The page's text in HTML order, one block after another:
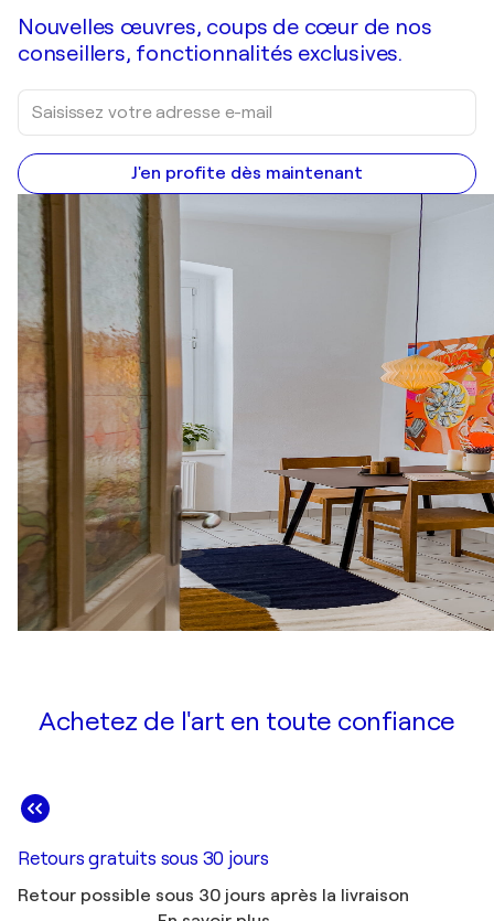
Nouvelles œuvres, coups de cœur de nos
conseillers, fonctionnalités exclusives.
J'en profite dès maintenant
Achetez de l'art en toute confiance
Retours gratuits sous 30 jours
Retour possible sous 30 jours après la livraison